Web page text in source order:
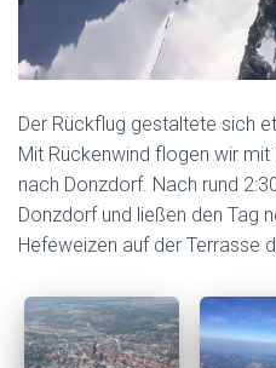
Der Rückflug gestaltete sich
Mit Rückenwind flogen wir
nach Donzdorf. Nach rund
Donzdorf und ließen den Tag
Hefeweizen auf der Terrasse